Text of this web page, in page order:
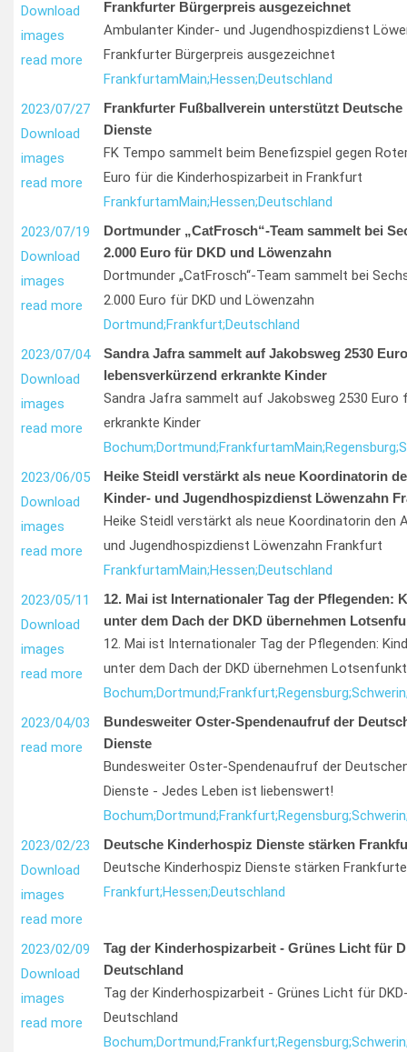
Download
images
read more
Frankfurter Bürgerpreis ausgezeichnet
Ambulanter Kinder- und Jugendhospizdienst
Frankfurter Bürgerpreis ausgezeichnet
FrankfurtamMain;Hessen;Deutschland
2023/07/27
Download
images
read more
Frankfurter Fußballverein unterstützt
Dienste
FK Tempo sammelt beim Benefizspiel gegen
Euro für die Kinderhospizarbeit in Frankfurt
FrankfurtamMain;Hessen;Deutschland
2023/07/19
Download
images
read more
Dortmunder „CatFrosch“-Team sammelt bei
2.000 Euro für DKD und Löwenzahn
Dortmunder „CatFrosch“-Team sammelt bei
2.000 Euro für DKD und Löwenzahn
Dortmund;Frankfurt;Deutschland
2023/07/04
Download
images
read more
Sandra Jafra sammelt auf Jakobsweg 2530
lebensverkürzend erkrankte Kinder
Sandra Jafra sammelt auf Jakobsweg 2530 Euro
erkrankte Kinder
Bochum;Dortmund;FrankfurtamMain;Regensburg;
2023/06/05
Download
images
read more
Heike Steidl verstärkt als neue Koordinatorin
Kinder- und Jugendhospizdienst Löwenzahn
Heike Steidl verstärkt als neue Koordinatorin den
und Jugendhospizdienst Löwenzahn Frankfurt
FrankfurtamMain;Hessen;Deutschland
2023/05/11
Download
images
read more
12. Mai ist Internationaler Tag der Pflegenden:
unter dem Dach der DKD übernehmen
12. Mai ist Internationaler Tag der Pflegenden:
unter dem Dach der DKD übernehmen
Bochum;Dortmund;Frankfurt;Regensburg;
2023/04/03
read more
Bundesweiter Oster-Spendenaufruf der
Dienste
Bundesweiter Oster-Spendenaufruf der
Dienste - Jedes Leben ist liebenswert!
Bochum;Dortmund;Frankfurt;Regensburg;
2023/02/23
Download
images
read more
Deutsche Kinderhospiz Dienste stärken
Deutsche Kinderhospiz Dienste stärken
Frankfurt;Hessen;Deutschland
2023/02/09
Download
images
read more
Tag der Kinderhospizarbeit - Grünes Licht für
Deutschland
Tag der Kinderhospizarbeit - Grünes Licht für
Deutschland
Bochum;Dortmund;Frankfurt;Regensburg;